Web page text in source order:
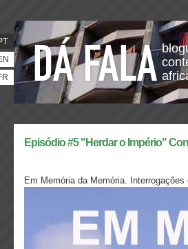
Episódio #5 "Herdar o Império"
Em Memória da Memória.